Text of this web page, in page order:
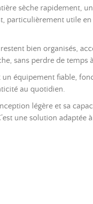
sèche rapidement,
particulièrement utile en
bien organisés,
sans perdre de temps
équipement fiable,
au quotidien.
légère et sa
une solution adaptée